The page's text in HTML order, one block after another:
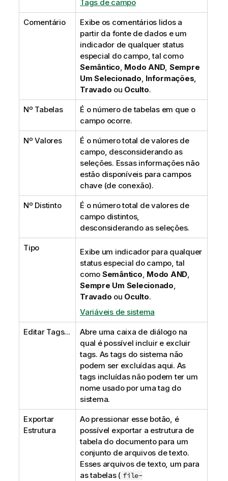
Tags de campo
Comentário
Exibe os comentários lidos a
partir da fonte de dados e um
indicador de qualquer status
especial do campo, tal como
Semântico, Modo AND, Sempre
Um Selecionado, Informações,
Travado ou Oculto.
Nº Tabelas
É o número de tabelas em que o
campo ocorre.
Nº Valores
É o número total de valores de
campo, desconsiderando as
seleções. Essas informações não
estão disponíveis para campos
chave (de conexão).
Nº Distinto
É o número total de valores de
campo distintos,
desconsiderando as seleções.
Tipo
Exibe um indicador para qualquer
status especial do campo, tal
como Semântico, Modo AND,
Sempre Um Selecionado,
Travado ou Oculto.
Variáveis de sistema
Editar Tags...
Abre uma caixa de diálogo na
qual é possível incluir e excluir
tags. As tags do sistema não
podem ser excluídas aqui. As
tags incluídas não podem ter um
nome usado por uma tag do
sistema.
Exportar
Estrutura
Ao pressionar esse botão, é
possível exportar a estrutura de
tabela do documento para um
conjunto de arquivos de texto.
Esses arquivos de texto, um para
as tabelas ( file-